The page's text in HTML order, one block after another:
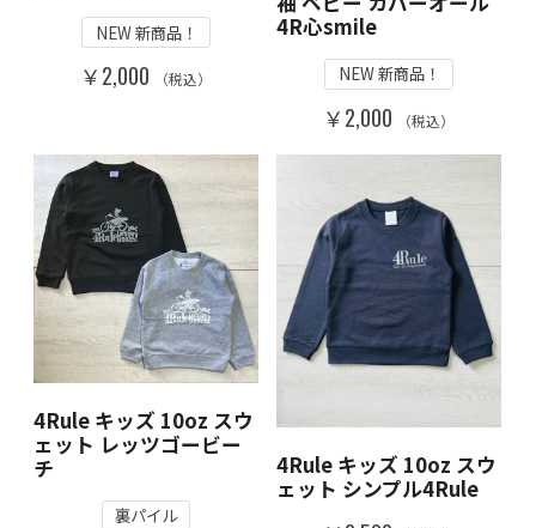
NEW 新商品！
￥2,000 （税込）
4R心smile
NEW 新商品！
￥2,000 （税込）
4Rule キッズ 10oz スウ
ェット レッツゴービー
チ
裏パイル
4Rule キッズ 10oz スウ
ェット シンプル4Rule